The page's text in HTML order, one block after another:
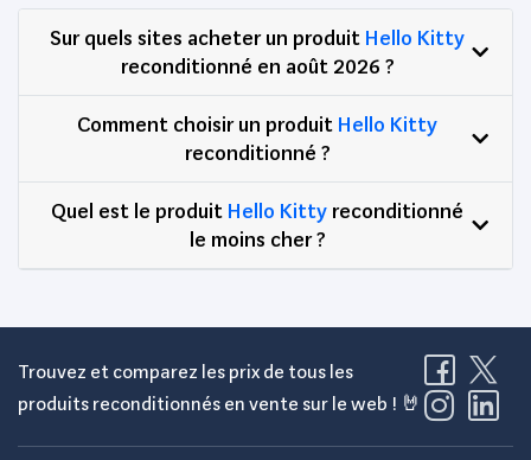
Sur quels sites acheter un produit Hello Kitty
reconditionné en août 2026 ?
Comment choisir un produit Hello Kitty
reconditionné ?
Quel est le produit Hello Kitty reconditionné
le moins cher ?
Trouvez et comparez les prix de tous les
produits reconditionnés en vente sur le web ! 🤘